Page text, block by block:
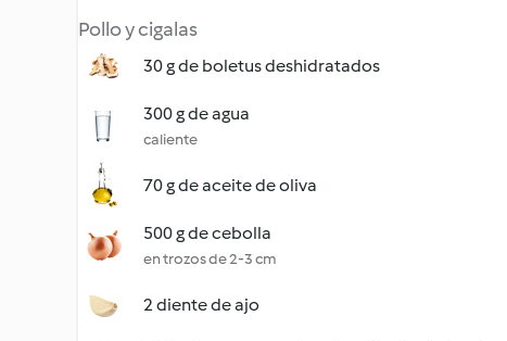
Pollo y cigalas
30 g de boletus deshidratados
300 g de agua
caliente
70 g de aceite de oliva
500 g de cebolla
en trozos de 2-3 cm
2 diente de ajo